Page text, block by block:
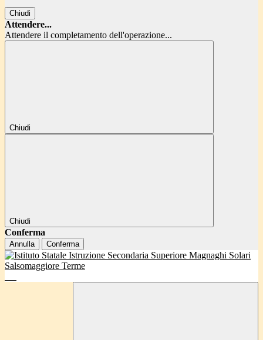
Chiudi
Attendere...
Attendere il completamento dell'operazione...
Chiudi
Chiudi
Conferma
Annulla Conferma